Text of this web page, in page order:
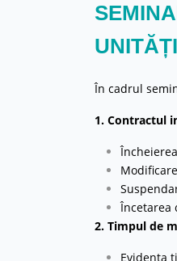
În cadrul
1. Contractul
Încetarea
2. Timpul de
Evidența